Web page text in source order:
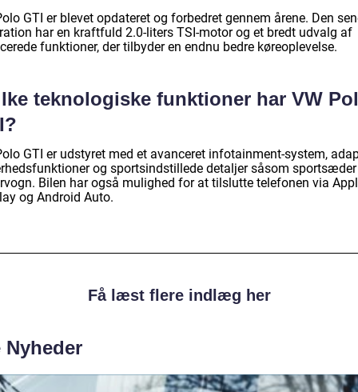
GTI er blevet opdateret og forbedret gennem årene. Den
har en kraftfuld 2.0-liters TSI-motor og et bredt udvalg af
funktioner, der tilbyder en endnu bedre køreoplevelse.
teknologiske funktioner har VW
GTI er udstyret med et avanceret infotainment-system,
og sportsindstillede detaljer såsom
Bilen har også mulighed for at tilslutte telefonen via
og Android Auto.
Få læst flere indlæg her
Nyheder